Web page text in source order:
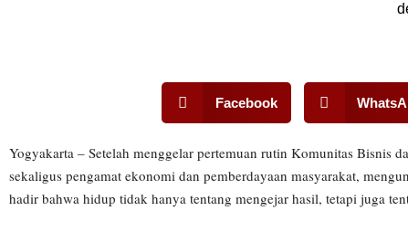
Facebook
Yogyakarta – Setelah menggelar pertemuan rutin Komunitas Bisnis
sekaligus pengamat ekonomi dan pemberdayaan masyarakat,
hadir bahwa hidup tidak hanya tentang mengejar hasil, tetapi juga